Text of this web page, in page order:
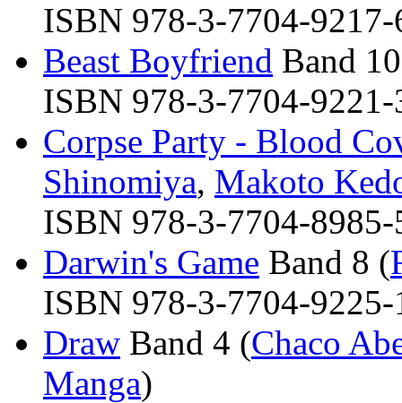
ISBN 978-3-7704-9217-
Beast Boyfriend Band
ISBN 978-3-7704-9221-
Corpse Party - Blood
Shinomiya, Makoto
ISBN 978-3-7704-8985-
Darwin's Game Band 8 (
ISBN 978-3-7704-9225-
Draw Band 4 (Chaco
Manga)